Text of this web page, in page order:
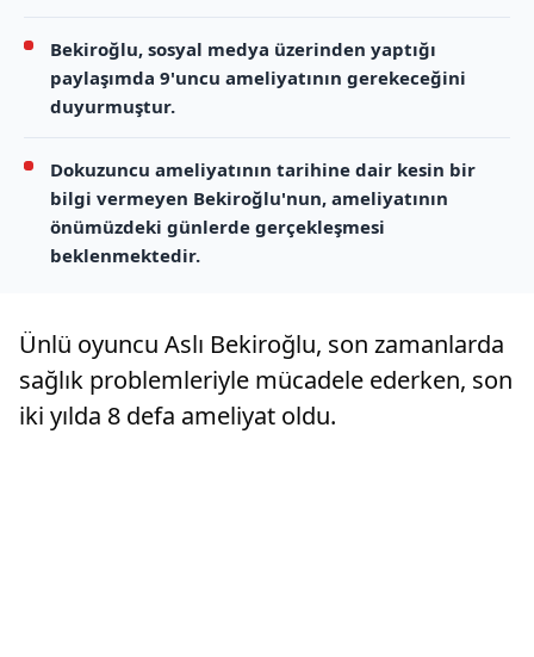
Bekiroğlu, sosyal medya üzerinden yaptığı
paylaşımda 9'uncu ameliyatının gerekeceğini
duyurmuştur.
Dokuzuncu ameliyatının tarihine dair kesin bir
bilgi vermeyen Bekiroğlu'nun, ameliyatının
önümüzdeki günlerde gerçekleşmesi
beklenmektedir.
Ünlü oyuncu Aslı Bekiroğlu, son zamanlarda
sağlık problemleriyle mücadele ederken, son
iki yılda 8 defa ameliyat oldu.